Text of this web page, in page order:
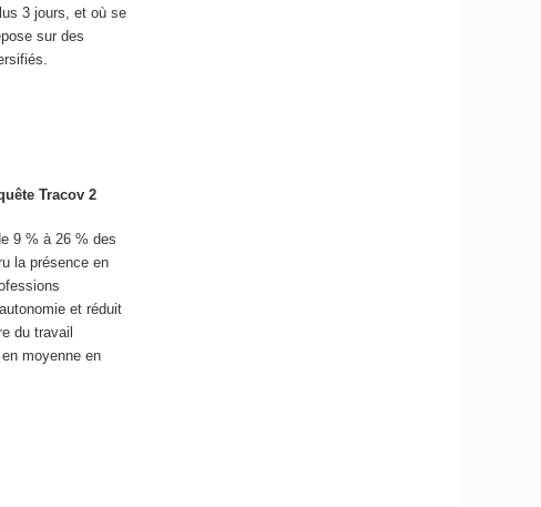
3 jours, et où se
sur des
Tracov 2
9 % à 26 % des
la présence en
et réduit
du travail
moyenne en